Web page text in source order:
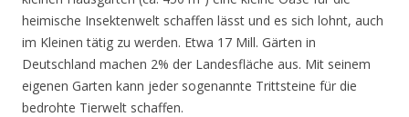
heimische Insektenwelt schaffen lässt und es sich lohnt, auch
im Kleinen tätig zu werden. Etwa 17 Mill. Gärten in
Deutschland machen 2% der Landesfläche aus. Mit seinem
eigenen Garten kann jeder sogenannte Trittsteine für die
bedrohte Tierwelt schaffen.